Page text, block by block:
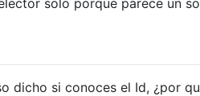
dicho si conoces el Id, ¿por